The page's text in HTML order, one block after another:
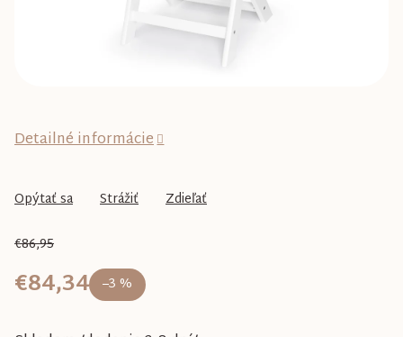
€86,95
–3 %
€84,34
Detailné informácie
Opýtať sa Strážiť Zdieľať